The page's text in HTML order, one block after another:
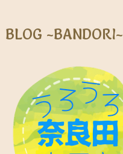
BLOG ~BANDORI~